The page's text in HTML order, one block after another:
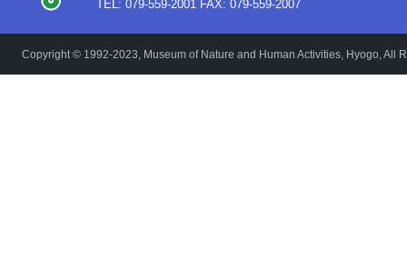
TEL: 079-559-2001 FAX: 079-559-2007
Copyright © 1992-2023, Museum of Nature and Human Activities, Hyogo, All